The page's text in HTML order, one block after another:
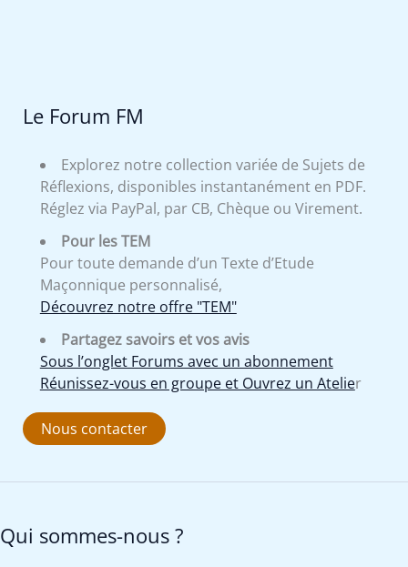
Le Forum FM
Explorez notre collection variée de Sujets de
Réflexions, disponibles instantanément en PDF.
Réglez via PayPal, par CB, Chèque ou Virement.
Pour les TEM
Pour toute demande d’un Texte d’Etude
Maçonnique personnalisé,
Découvrez notre offre "TEM"
Partagez savoirs et vos avis
Sous l’onglet Forums avec un abonnement
Réunissez-vous en groupe et Ouvrez un Atelier
Nous contacter
Qui sommes-nous ?